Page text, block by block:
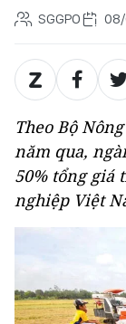
SGGPO
Theo Bộ
năm qua,
50% tổng giá
nghiệp Việt